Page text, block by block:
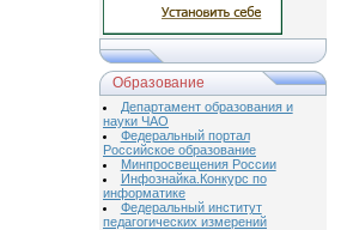
Образование
Департамент образования и
науки ЧАО
Федеральный портал
Российское образование
Минпросвещения России
Инфознайка.Конкурс по
информатике
Федеральный институт
педагогических измерений